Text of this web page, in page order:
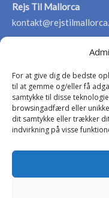
For at give dig de bedste
til at gemme og/eller få
samtykke til disse
browsingadfærd eller
dit samtykke eller trækker
indvirkning på visse
Rejs Til Mallorca
VIGTIG INFO
Persondatapolitik
Cookies
Om Rejs til Mallorca
© All rights